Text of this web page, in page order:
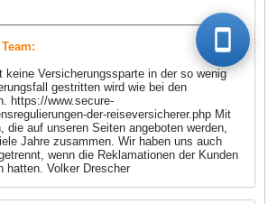
keine Versicherungssparte in der so wenig
gestritten wird wie bei den
https://www.secure-
der-reiseversicherer.php Mit
die auf unseren Seiten angeboten werden,
Jahre zusammen. Wir haben uns auch
wenn die Reklamationen der Kunden
hatten. Volker Drescher